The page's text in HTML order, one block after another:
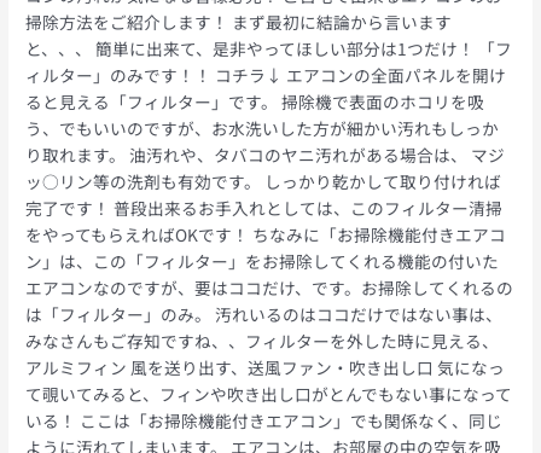
掃除方法をご紹介します！ まず最初に結論から言います
と、、、 簡単に出来て、是非やってほしい部分は1つだけ！ 「フ
ィルター」のみです！！ コチラ↓ エアコンの全面パネルを開け
ると見える「フィルター」です。 掃除機で表面のホコリを吸
う、でもいいのですが、お水洗いした方が細かい汚れもしっか
り取れます。 油汚れや、タバコのヤニ汚れがある場合は、 マジ
ッ○リン等の洗剤も有効です。 しっかり乾かして取り付ければ
完了です！ 普段出来るお手入れとしては、このフィルター清掃
をやってもらえればOKです！ ちなみに「お掃除機能付きエアコ
ン」は、この「フィルター」をお掃除してくれる機能の付いた
エアコンなのですが、要はココだけ、です。お掃除してくれるの
は「フィルター」のみ。 汚れいるのはココだけではない事は、
みなさんもご存知ですね、、フィルターを外した時に見える、
アルミフィン 風を送り出す、送風ファン・吹き出し口 気になっ
て覗いてみると、フィンや吹き出し口がとんでもない事になって
いる！ ここは「お掃除機能付きエアコン」でも関係なく、同じ
ように汚れてしまいます。 エアコンは、お部屋の中の空気を吸